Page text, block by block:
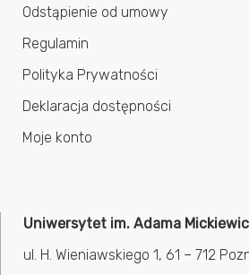
Odstąpienie od umowy
Regulamin
Polityka Prywatności
Deklaracja dostępności
Moje konto
Uniwersytet im. Adama
ul. H. Wieniawskiego 1, 61 – 712